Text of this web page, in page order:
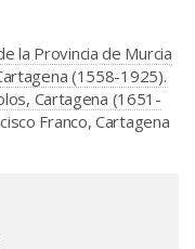
la Provincia de Murcia
(1558-1925).
Cartagena (1651-
Franco, Cartagena